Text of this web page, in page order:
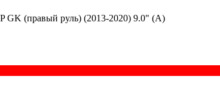
GK (правый руль) (2013-2020) 9.0" (A)